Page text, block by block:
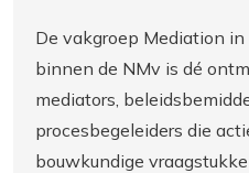
De vakgroep Mediation
binnen de NMv is dé
mediators,
procesbegeleiders die
bouwkundige